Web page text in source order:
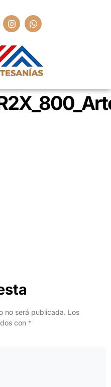
no será publicada. Los
con *